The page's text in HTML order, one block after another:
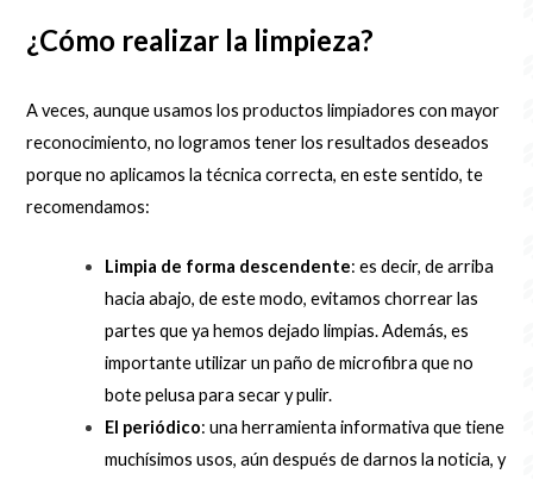
¿Cómo realizar la limpieza?
A veces, aunque usamos los productos limpiadores con mayor
reconocimiento, no logramos tener los resultados deseados
porque no aplicamos la técnica correcta, en este sentido, te
recomendamos:
Limpia de forma descendente: es decir, de arriba
hacia abajo, de este modo, evitamos chorrear las
partes que ya hemos dejado limpias. Además, es
importante utilizar un paño de microfibra que no
bote pelusa para secar y pulir.
El periódico: una herramienta informativa que tiene
muchísimos usos, aún después de darnos la noticia, y